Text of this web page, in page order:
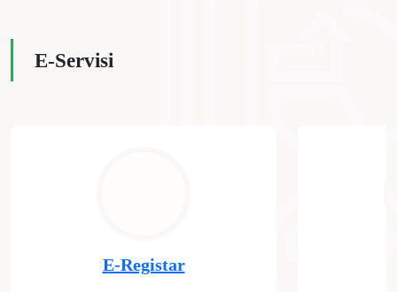
E-Servisi
E-Registar